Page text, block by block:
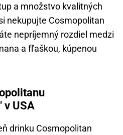
a množstvo kvalitných
nekupujte Cosmopolitan
nepríjemný rozdiel medzi
a fľaškou, kúpenou
v USA
drinku Cosmopolitan